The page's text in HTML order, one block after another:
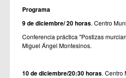
Programa
9 de diciembre/ 20 horas. Centro
Conferencia práctica "Postizas
Miguel Ángel Montesinos.
10 de diciembre/20:30 horas. Centro